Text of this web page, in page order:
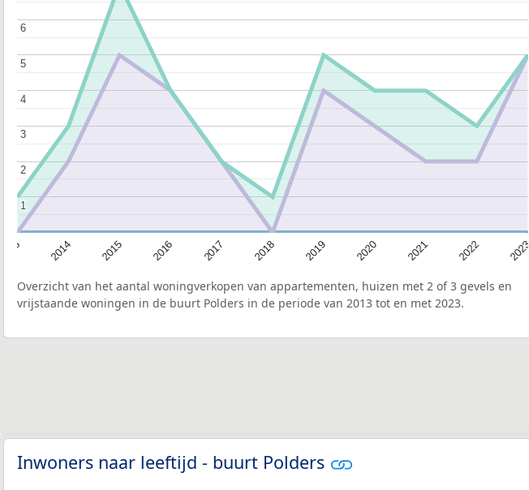
2014 2015 2016 2017 2018 2019 2020 2021 2022 2023
1
1
2
2
3
3
4
4
5
5
6
6
Overzicht van het aantal woningverkopen van appartementen, huizen met 2 of 3 gevels en
vrijstaande woningen in de buurt Polders in de periode van 2013 tot en met 2023.
Inwoners naar leeftijd - buurt Polders